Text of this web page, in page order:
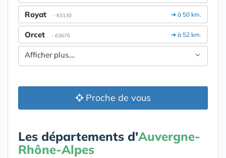
➔ à 50 km.
Royat - 63130
➔ à 52 km.
Orcet - 63670
Afficher plus....
Proche de vous
Les départements d'Auvergne-
Rhône-Alpes